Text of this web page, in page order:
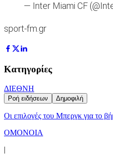
— Inter Miami CF
sport-fm.gr
Κατηγορίες
ΔΙΕΘΝΗ
Ροή ειδήσεων Δημοφιλή
Οι επιλογές του Μπεργκ για το
ΟΜΟΝΟΙΑ
|